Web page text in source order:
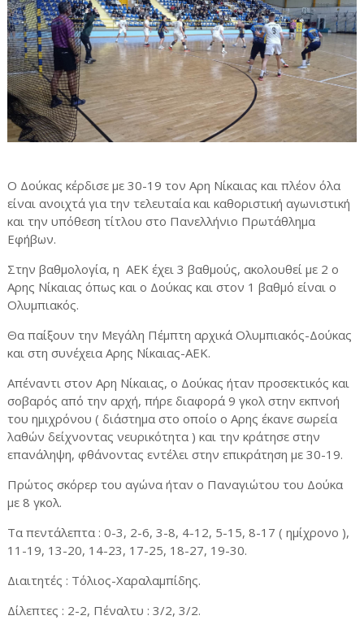
Ο Δούκας κέρδισε με 30-19 τον Αρη Νίκαιας και πλέον όλα
είναι ανοιχτά για την τελευταία και καθοριστική αγωνιστική
και την υπόθεση τίτλου στο Πανελλήνιο Πρωτάθλημα
Εφήβων.
Στην βαθμολογία, η ΑΕΚ έχει 3 βαθμούς, ακολουθεί με 2 ο
Αρης Νίκαιας όπως και ο Δούκας και στον 1 βαθμό είναι ο
Ολυμπιακός.
Θα παίξουν την Μεγάλη Πέμπτη αρχικά Ολυμπιακός-Δούκας
και στη συνέχεια Αρης Νίκαιας-ΑΕΚ.
Απέναντι στον Αρη Νίκαιας, ο Δούκας ήταν προσεκτικός και
σοβαρός από την αρχή, πήρε διαφορά 9 γκολ στην εκπνοή
του ημιχρόνου ( διάστημα στο οποίο ο Αρης έκανε σωρεία
λαθών δείχνοντας νευρικότητα ) και την κράτησε στην
επανάληψη, φθάνοντας εντέλει στην επικράτηση με 30-19.
Πρώτος σκόρερ του αγώνα ήταν ο Παναγιώτου του Δούκα
με 8 γκολ.
Τα πεντάλεπτα : 0-3, 2-6, 3-8, 4-12, 5-15, 8-17 ( ημίχρονο ),
11-19, 13-20, 14-23, 17-25, 18-27, 19-30.
Διαιτητές : Τόλιος-Χαραλαμπίδης.
Δίλεπτες : 2-2, Πέναλτυ : 3/2, 3/2.